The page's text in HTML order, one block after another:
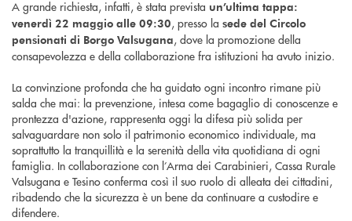
A grande richiesta, infatti, è stata prevista un’ultima tappa:
venerdì 22 maggio alle 09:30, presso la sede del Circolo
pensionati di Borgo Valsugana, dove la promozione della
consapevolezza e della collaborazione fra istituzioni ha avuto inizio.
La convinzione profonda che ha guidato ogni incontro rimane più
salda che mai: la prevenzione, intesa come bagaglio di conoscenze e
prontezza d'azione, rappresenta oggi la difesa più solida per
salvaguardare non solo il patrimonio economico individuale, ma
soprattutto la tranquillità e la serenità della vita quotidiana di ogni
famiglia. In collaborazione con l’Arma dei Carabinieri, Cassa Rurale
Valsugana e Tesino conferma così il suo ruolo di alleata dei cittadini,
ribadendo che la sicurezza è un bene da continuare a custodire e
difendere.